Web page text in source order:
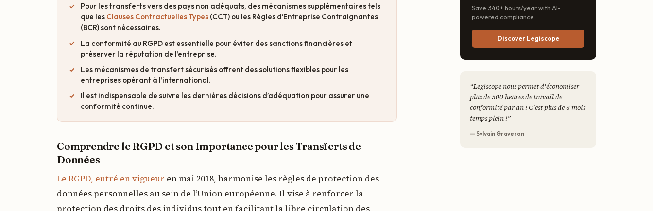
Pour les transferts vers des pays non adéquats, des mécanismes supplémentaires tels
que les Clauses Contractuelles Types (CCT) ou les Règles d’Entreprise Contraignantes
(BCR) sont nécessaires.
La conformité au RGPD est essentielle pour éviter des sanctions financières et
préserver la réputation de l’entreprise.
Les mécanismes de transfert sécurisés offrent des solutions flexibles pour les
entreprises opérant à l’international.
Il est indispensable de suivre les dernières décisions d’adéquation pour assurer une
conformité continue.
Comprendre le RGPD et son Importance pour les Transferts de
Données
Le RGPD, entré en vigueur en mai 2018, harmonise les règles de protection des
données personnelles au sein de l’Union européenne. Il vise à renforcer la
protection des droits des individus tout en facilitant la libre circulation des
Save 340+ hours/year with AI-
powered compliance.
Discover Legiscope
“Legiscope nous permet d'économiser
plus de 500 heures de travail de
conformité par an ! C'est plus de 3 mois
temps plein !”
— Sylvain Graveron